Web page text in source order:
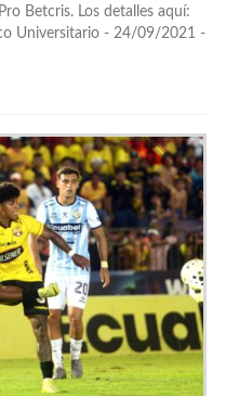
Betcris. Los detalles aquí:
Universitario - 24/09/2021 -